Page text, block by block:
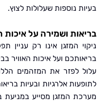
נוספות שעלולות לצוץ.
ושמירה על איכות האוויר
המזגן אינו רק עניין תפקודי,
ועל איכות האוויר בביתכם.
לפזר את המזהמים הללו לחלל
אלרגיות ובעיות בריאותיות
המזגן מסייע במניעת בעיות